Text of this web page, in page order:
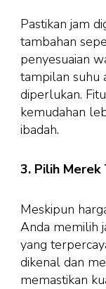
Pastikan jam
tambahan
penyesuaian
tampilan suhu
diperlukan.
kemudahan
ibadah.
3. Pilih Merek
Meskipun
Anda memilih
yang
dikenal dan
memastikan